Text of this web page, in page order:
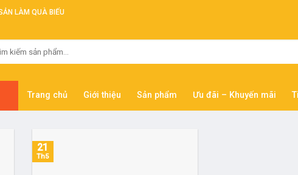
LÀM QUÀ BIẾU
Trang chủ Giới thiệu Sản phẩm Ưu đãi – Khuyến mãi
21
Th5